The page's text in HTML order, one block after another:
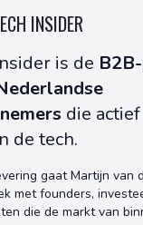
INSIDER
is de
die
de tech.
gaat Martijn van
met founders,
die de markt van